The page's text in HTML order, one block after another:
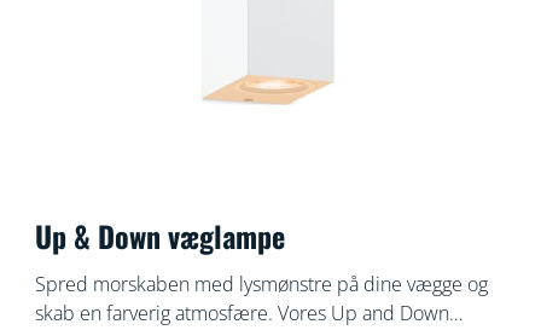
Up & Down væglampe
Spred morskaben med lysmønstre på dine vægge og
skab en farverig atmosfære. Vores Up and Down